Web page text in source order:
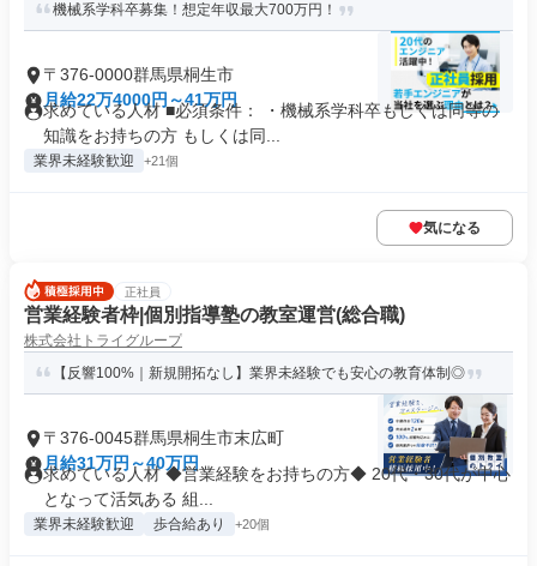
機械系学科卒募集！想定年収最大700万円！
〒376-0000群馬県桐生市
月給22万4000円～41万円
求めている人材 ■必須条件： ・機械系学科卒もしくは同等の
知識をお持ちの方 もしくは同...
業界未経験歓迎 +21個
気になる
正社員
営業経験者枠|個別指導塾の教室運営(総合職)
株式会社トライグループ
【反響100%｜新規開拓なし】業界未経験でも安心の教育体制◎
〒376-0045群馬県桐生市末広町
月給31万円～40万円
求めている人材 ◆営業経験をお持ちの方◆ 20代・30代が中心
となって活気ある 組...
業界未経験歓迎 歩合給あり +20個